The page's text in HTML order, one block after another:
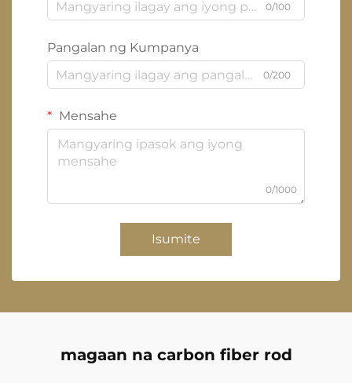
0/100
Pangalan ng Kumpanya
0/200
Mensahe
0/1000
Isumite
magaan na carbon fiber rod